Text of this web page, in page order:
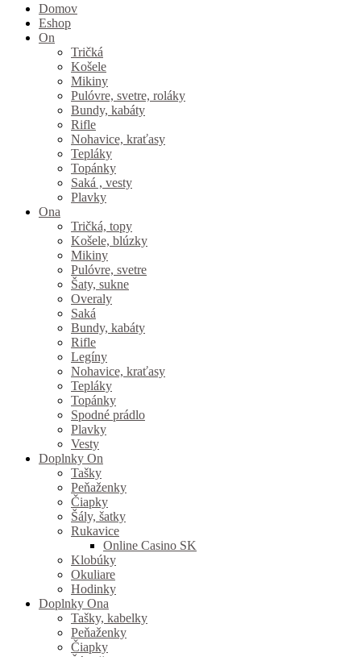
Domov
Eshop
On
Tričká
Košele
Mikiny
Pulóvre, svetre, roláky
Bundy, kabáty
Rifle
Nohavice, kraťasy
Tepláky
Topánky
Saká , vesty
Plavky
Ona
Tričká, topy
Košele, blúzky
Mikiny
Pulóvre, svetre
Šaty, sukne
Overaly
Saká
Bundy, kabáty
Rifle
Legíny
Nohavice, kraťasy
Tepláky
Topánky
Spodné prádlo
Plavky
Vesty
Doplnky On
Tašky
Peňaženky
Čiapky
Šály, šatky
Rukavice
Online Casino SK
Klobúky
Okuliare
Hodinky
Doplnky Ona
Tašky, kabelky
Peňaženky
Čiapky